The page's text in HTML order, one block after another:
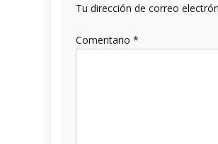
Tu dirección de correo
Comentario *